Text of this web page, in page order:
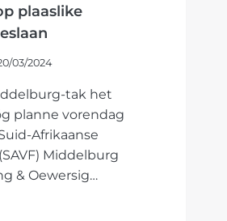
plaaslike
03/2024
tak het
planne vorendag
Afrikaanse
Middelburg
& Oewersig…